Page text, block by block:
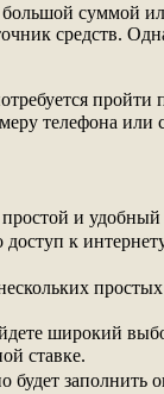
суммой
средств.
телефона
и удобный
к
простых
широкий
ставке.
заполнить